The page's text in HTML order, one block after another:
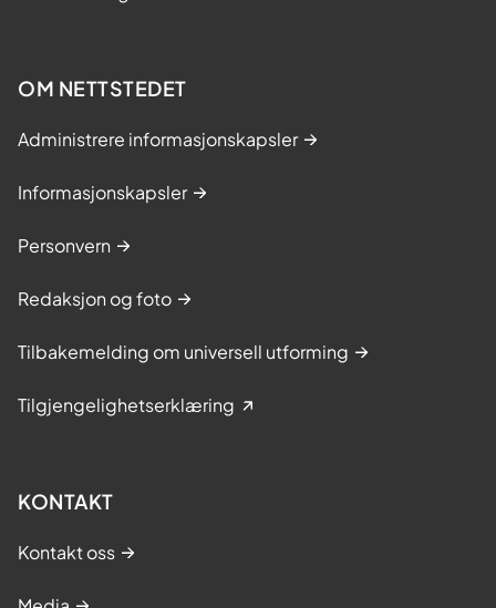
OM NETTSTEDET
Administrere informasjonskapsler
Informasjonskapsler
Personvern
Redaksjon og foto
Tilbakemelding om universell utforming
Tilgjengelighetserklæring
KONTAKT
Kontakt oss